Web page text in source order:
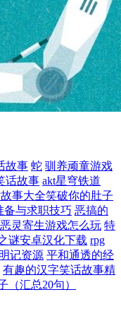
故事 蛇 驯养顽童游戏
话故事 akt星穹铁道
事大全笑破你的肚子
备与求职技巧 恶搞的
恶灵寄生游戏怎么玩 特
谜安卓汉化下载 rpg
记资源 平和通透的经
有趣的汉字笑话故事精
（汇总20句）